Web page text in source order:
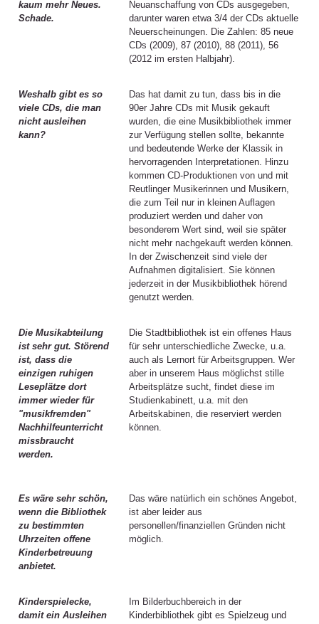
kaum mehr Neues.
Schade.
Neuanschaffung von CDs ausgegeben,
darunter waren etwa 3/4 der CDs aktuelle
Neuerscheinungen. Die Zahlen: 85 neue
CDs (2009), 87 (2010), 88 (2011), 56
(2012 im ersten Halbjahr).
Weshalb gibt es so
viele CDs, die man
nicht ausleihen
kann?
Das hat damit zu tun, dass bis in die
90er Jahre CDs mit Musik gekauft
wurden, die eine Musikbibliothek immer
zur Verfügung stellen sollte, bekannte
und bedeutende Werke der Klassik in
hervorragenden Interpretationen. Hinzu
kommen CD-Produktionen von und mit
Reutlinger Musikerinnen und Musikern,
die zum Teil nur in kleinen Auflagen
produziert werden und daher von
besonderem Wert sind, weil sie später
nicht mehr nachgekauft werden können.
In der Zwischenzeit sind viele der
Aufnahmen digitalisiert. Sie können
jederzeit in der Musikbibliothek hörend
genutzt werden.
Die Musikabteilung
ist sehr gut. Störend
ist, dass die
einzigen ruhigen
Leseplätze dort
immer wieder für
"musikfremden"
Nachhilfeunterricht
missbraucht
werden.
Die Stadtbibliothek ist ein offenes Haus
für sehr unterschiedliche Zwecke, u.a.
auch als Lernort für Arbeitsgruppen. Wer
aber in unserem Haus möglichst stille
Arbeitsplätze sucht, findet diese im
Studienkabinett, u.a. mit den
Arbeitskabinen, die reserviert werden
können.
Es wäre sehr schön,
wenn die Bibliothek
zu bestimmten
Uhrzeiten offene
Kinderbetreuung
anbietet.
Das wäre natürlich ein schönes Angebot,
ist aber leider aus
personellen/finanziellen Gründen nicht
möglich.
Kinderspielecke,
damit ein Ausleihen
Im Bilderbuchbereich in der
Kinderbibliothek gibt es Spielzeug und